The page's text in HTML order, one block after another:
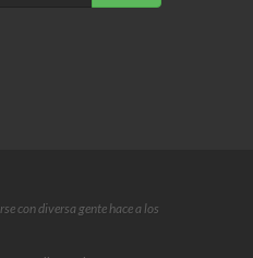
con diversa gente hace a los